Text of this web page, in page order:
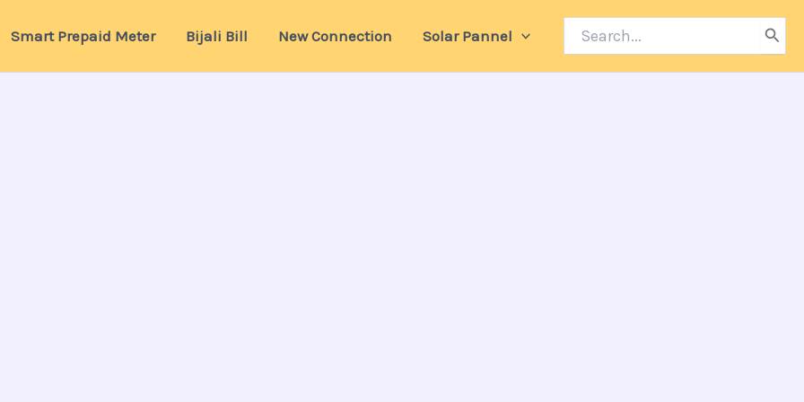
Smart Prepaid Meter Bijali Bill New Connection Solar Pannel
Search
for: